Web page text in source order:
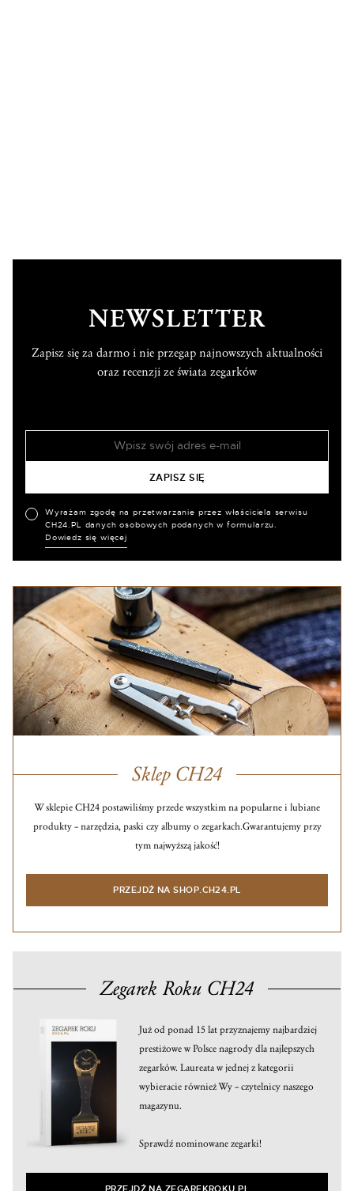
NEWSLETTER
Zapisz się za darmo i nie przegap najnowszych aktualności
oraz recenzji ze świata zegarków
Wyrażam zgodę na przetwarzanie przez właściciela serwisu
CH24.PL danych osobowych podanych w formularzu.
Dowiedz się więcej
Sklep CH24
W sklepie CH24 postawiliśmy przede wszystkim na popularne i lubiane
produkty – narzędzia, paski czy albumy o zegarkach.Gwarantujemy przy
tym najwyższą jakość!
PRZEJDŹ NA SHOP.CH24.PL
Zegarek Roku CH24
Już od ponad 15 lat przyznajemy najbardziej
prestiżowe w Polsce nagrody dla najlepszych
zegarków. Laureata w jednej z kategorii
wybieracie również Wy – czytelnicy naszego
magazynu.
Sprawdź nominowane zegarki!
PRZEJDŹ NA ZEGAREKROKU.PL